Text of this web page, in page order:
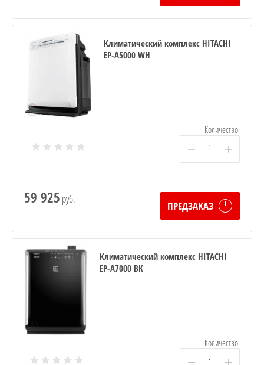
Климатический комплекс HITACHI
EP-A5000 WH
Количество:
− +
59 925 руб.
ПРЕДЗАКАЗ
Климатический комплекс HITACHI
EP-A7000 BK
Количество: